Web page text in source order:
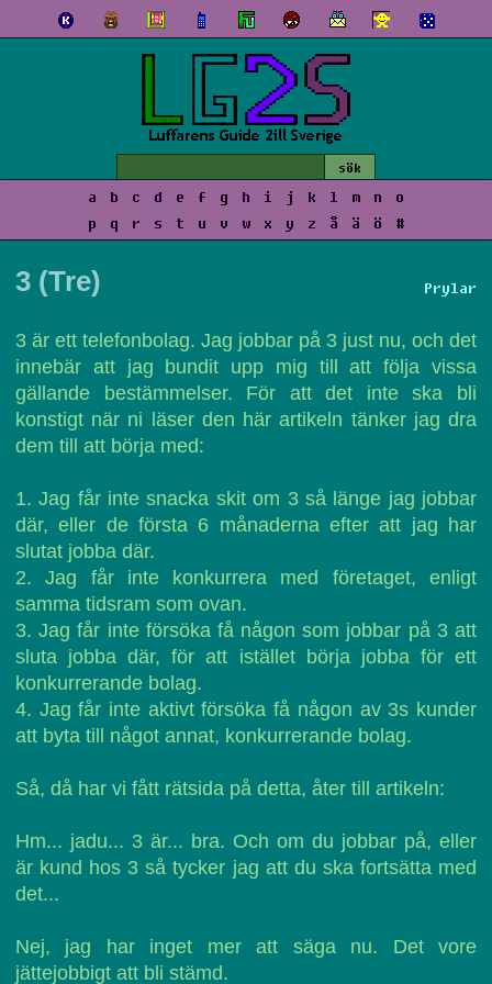
a b c d e f g h i j k l m n
o
p
q r s t u v w x y z å ä ö #
Prylar
3 (Tre)
3 är ett telefonbolag. Jag jobbar på 3 just nu, och det
innebär att jag bundit upp mig till att följa vissa
gällande bestämmelser. För att det inte ska bli
konstigt när ni läser den här artikeln tänker jag dra
dem till att börja med:
1. Jag får inte snacka skit om 3 så länge jag jobbar
där, eller de första 6 månaderna efter att jag har
slutat jobba där.
2. Jag får inte konkurrera med företaget, enligt
samma tidsram som ovan.
3. Jag får inte försöka få någon som jobbar på 3 att
sluta jobba där, för att istället börja jobba för ett
konkurrerande bolag.
4. Jag får inte aktivt försöka få någon av 3s kunder
att byta till något annat, konkurrerande bolag.
Så, då har vi fått rätsida på detta, åter till artikeln:
Hm... jadu... 3 är... bra. Och om du jobbar på, eller
är kund hos 3 så tycker jag att du ska fortsätta med
det...
Nej, jag har inget mer att säga nu. Det vore
jättejobbigt att bli stämd.